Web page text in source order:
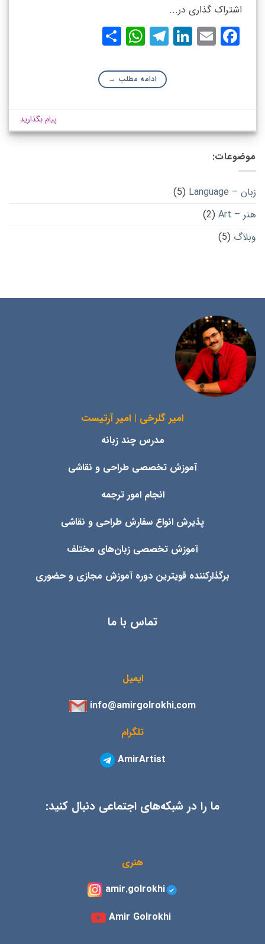
اشتراک گذاری در...
Facebook
Email
LinkedIn
Telegram
WhatsApp
ادامه مطلب →
پیام بگذارید
موضوعات:
زبان – Language
(5)
هنر – Art
(2)
وبلاگ (5)
امیر گلرخی | امیر آرتیست
مدرس چند زبانه
آموزش تخصصی طراحی و نقاشی
انجام امور ترجمه
پذیرش انواع سفارش طراحی و نقاشی
آموزش تخصصی زبان‌های مختلف
برگذارکننده قویترین دوره آموزش مجازی و حضوری
تماس با ما
ایمیل
info@amirgolrokhi.com
تلگرام
AmirArtist
ما را در شبکه‌های اجتماعی دنبال کنید:
هنری
amir.golrokhi